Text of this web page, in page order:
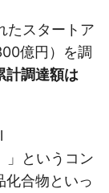
たスタートア
億円）を調
計調達額は
」というコン
化合物といっ